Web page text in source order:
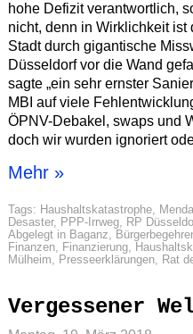
hohe Defizit verantwortlich,
nicht, denn in Wirklichkeit
Stadt durch gigantische
Düsseldorf vor die Wand
sagte „ein sehr ernster
MBI auf viele
ÖPNV-Debakel, swaps und
doch wir wurden ignoriert
Mehr »
Tags: Haushaltskatastrophe,
Desaster, PPP-Irrweg, RP
Abgelegt in Baganz,
Finanzen, Finanzierung,
Mülheim, Presseerklärungen, Rat
Vergessener